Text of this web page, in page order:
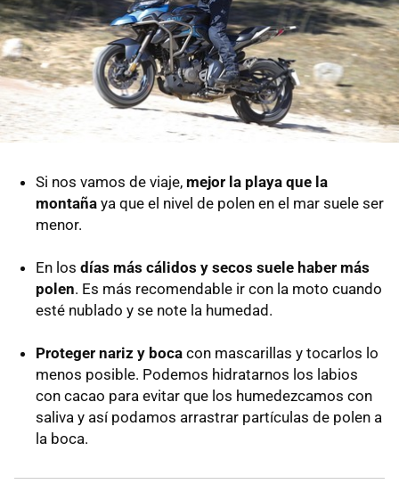
Si nos vamos de viaje, mejor la playa que la
montaña ya que el nivel de polen en el mar suele ser
menor.
En los días más cálidos y secos suele haber más
polen. Es más recomendable ir con la moto cuando
esté nublado y se note la humedad.
Proteger nariz y boca con mascarillas y tocarlos lo
menos posible. Podemos hidratarnos los labios
con cacao para evitar que los humedezcamos con
saliva y así podamos arrastrar partículas de polen a
la boca.